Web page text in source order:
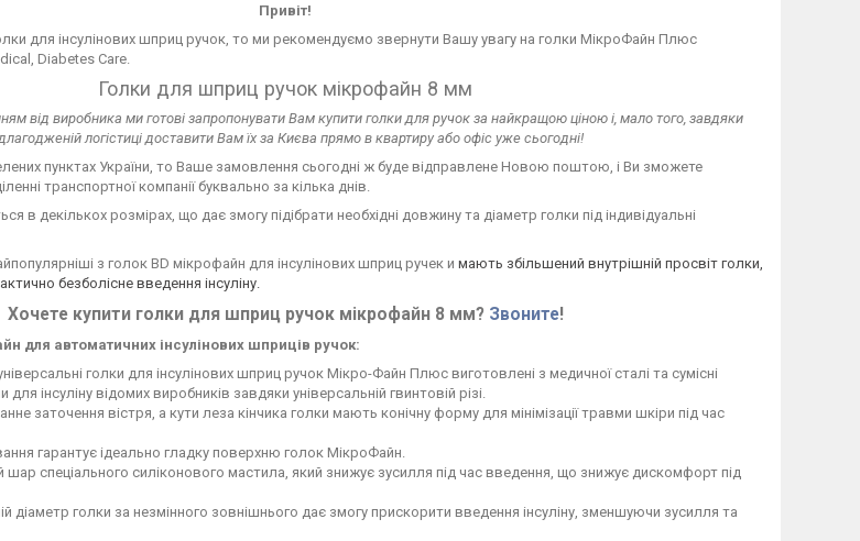
Привіт!
для інсулінових шприц ручок, то ми рекомендуємо звернути Вашу увагу на голки МікроФайн Плюс
Diabetes Care.
Голки для шприц ручок мікрофайн 8 мм
від виробника ми готові запропонувати Вам купити голки для ручок за найкращою ціною і, мало того, завдяки
логістиці доставити Вам їх за Києва прямо в квартиру або офіс уже сьогодні!
пунктах України, то Ваше замовлення сьогодні ж буде відправлене Новою поштою, і Ви зможете
транспортної компанії буквально за кілька днів.
в декількох розмірах, що дає змогу підібрати необхідні довжину та діаметр голки під індивідуальні
з голок BD мікрофайн для інсулінових шприц ручек и мають збільшений внутрішній просвіт голки,
безболісне введення інсуліну.
Хочете купити голки для шприц ручок мікрофайн 8 мм? Звоните!
для автоматичних інсулінових шприців ручок:
голки для інсулінових шприц ручок Мікро-Файн Плюс виготовлені з медичної сталі та сумісні
інсуліну відомих виробників завдяки універсальній гвинтовій різі.
заточення вістря, а кути леза кінчика голки мають конічну форму для мінімізації травми шкіри під час
гарантує ідеально гладку поверхню голок МікроФайн.
шар спеціального силіконового мастила, який знижує зусилля під час введення, що знижує дискомфорт під
діаметр голки за незмінного зовнішнього дає змогу прискорити введення інсуліну, зменшуючи зусилля та